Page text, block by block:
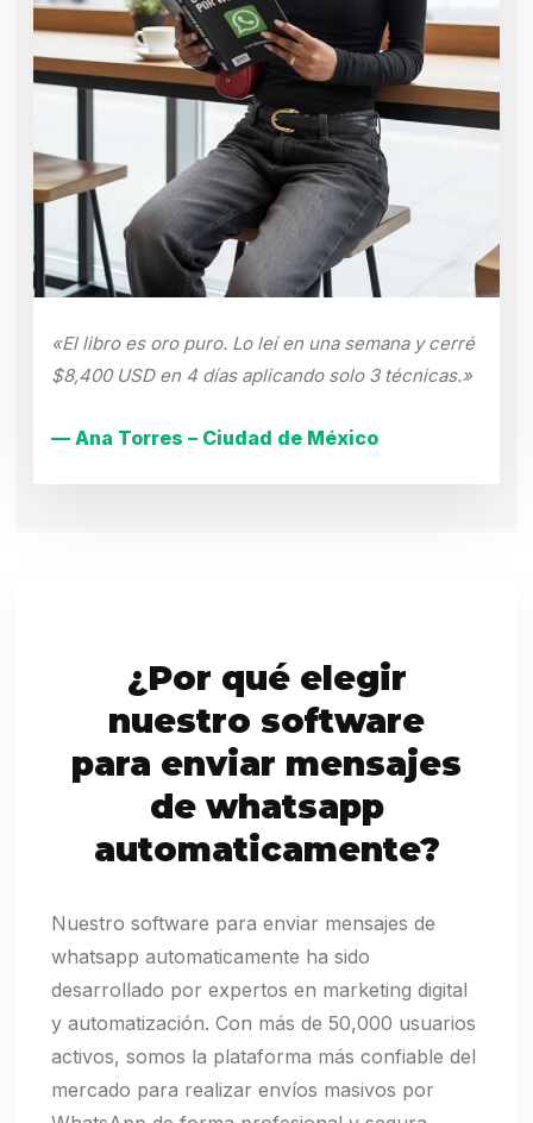
«El libro es oro puro. Lo leí en una semana y cerré
$8,400 USD en 4 días aplicando solo 3 técnicas.»
— Ana Torres – Ciudad de México
¿Por qué elegir
nuestro software
para enviar mensajes
de whatsapp
automaticamente?
Nuestro software para enviar mensajes de
whatsapp automaticamente ha sido
desarrollado por expertos en marketing digital
y automatización. Con más de 50,000 usuarios
activos, somos la plataforma más confiable del
mercado para realizar envíos masivos por